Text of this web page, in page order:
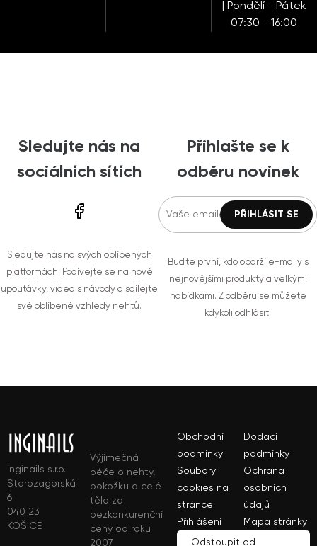
| Pondělí - Pátek
07:30 - 16:00
Sledujte nás na
sociálních sítích
Sledujte nás na svých oblíbených
platformách. Podívejte se na nové
upoutávky, videa s návody a sdílejte
své oblíbené vzhledy nehtů.
Přihlašte se k
odběru novinek
Buďte první, kdo obdrží e-maily s
nejnovějšími produkty a velkými
nabídkami. Z odběru se můžete
kdykoli odhlásit.
Inginails s.r.o.
Starozagorská
6
040 23
KOŠICE
Výjimečná
péče o nehty,
pokožku a celé
tělo za
bezkonkurenční
ceny od roku
2007
Obchodní
podmínky
Dodací
podmínky
Soubory
cookies na
stránce
Ochrana
osobních
údajů
Přihlášení
Mapa stránky
Odstoupit od